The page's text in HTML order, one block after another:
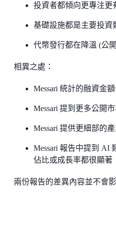
投資者都傾向更專注更
基礎設施都是主要投資
代幣發行都在降溫 (公
相異之處：
Messari 統計的融資金
Messari 提到更多公開
Messari 提供更細部的
Messari 報告中提到 AI
佔比或成長率都很顯著
兩份報告的差異內容並不會